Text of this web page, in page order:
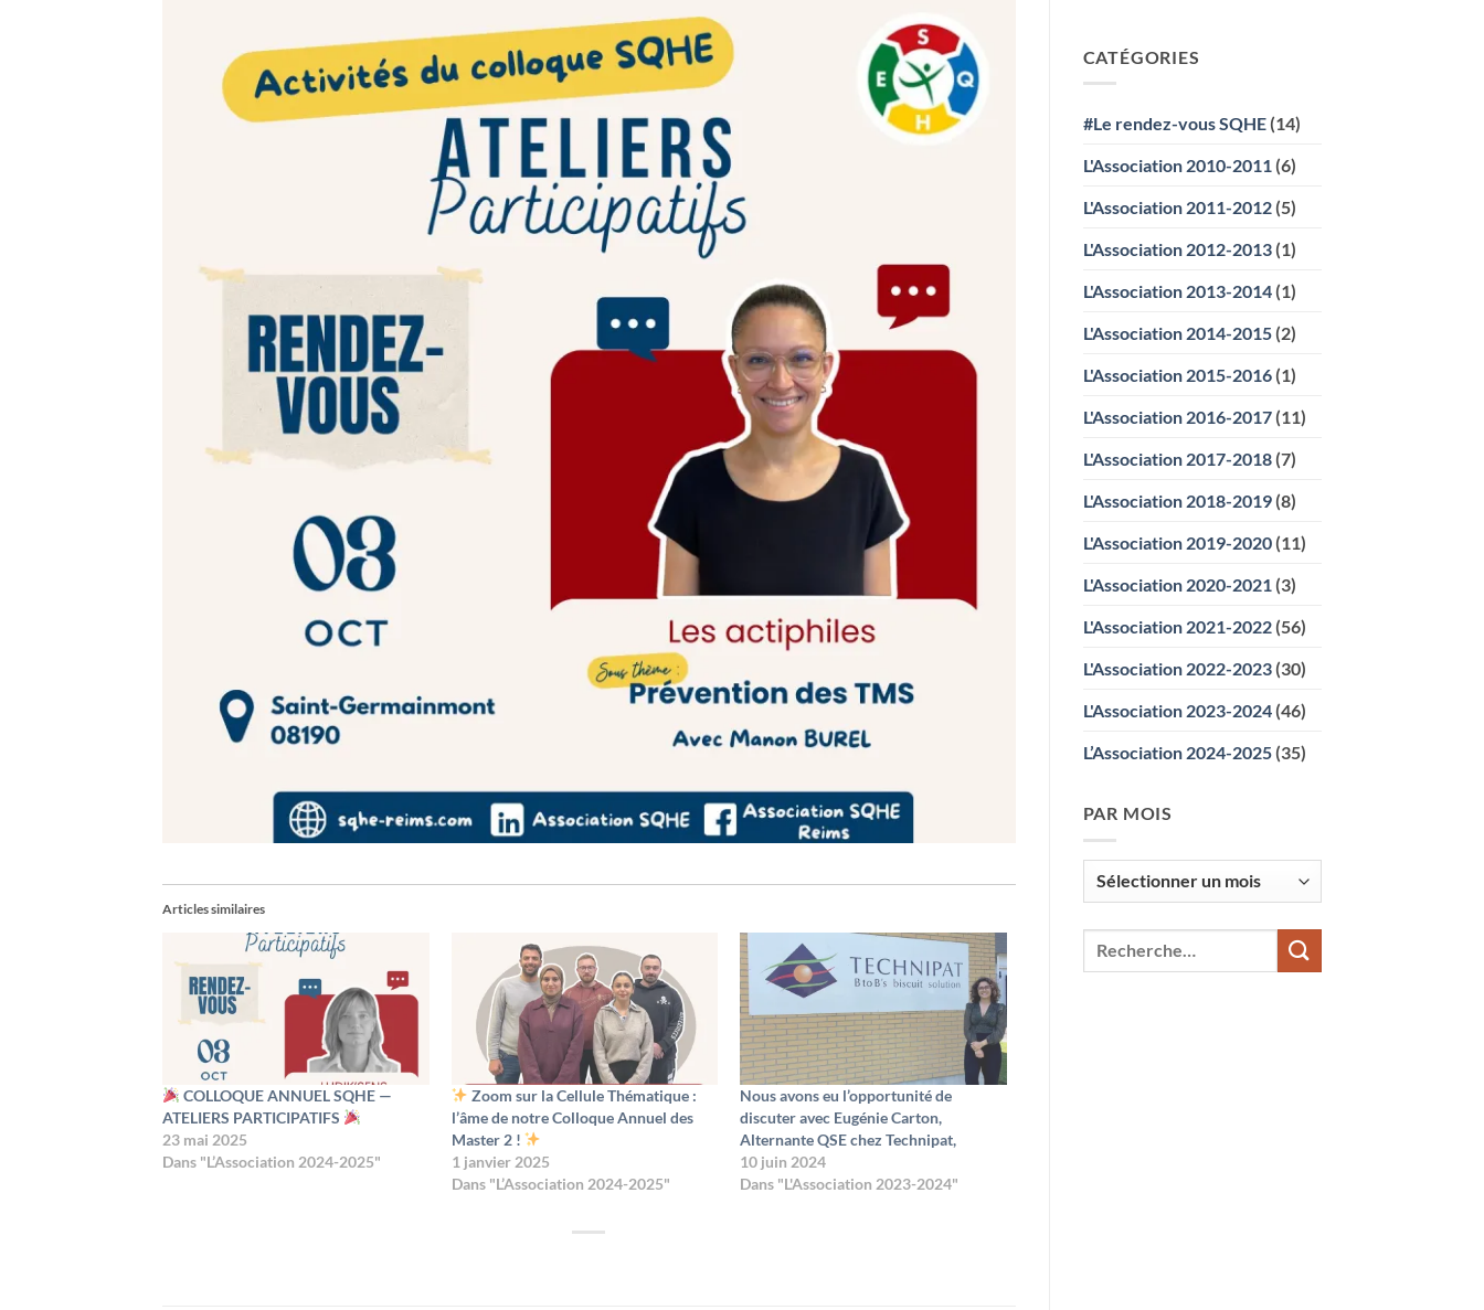
Articles similaires
COLLOQUE ANNUEL SQHE —
ATELIERS PARTICIPATIFS
23 mai 2025
Dans "L’Association 2024-2025"
Zoom sur la Cellule Thématique :
l’âme de notre Colloque Annuel des
Master 2 !
1 janvier 2025
Dans "L’Association 2024-2025"
Nous avons eu l’opportunité de
discuter avec Eugénie Carton,
Alternante QSE chez Technipat,
10 juin 2024
Dans "L'Association 2023-2024"
Fadoua
Asri,
&
sein
ChargeGuru
CATÉGORIES
#Le rendez-vous SQHE(14)
L'Association 2010-2011(6)
L'Association 2011-2012(5)
L'Association 2012-2013(1)
L'Association 2013-2014(1)
L'Association 2014-2015(2)
L'Association 2015-2016(1)
L'Association 2016-2017(11)
L'Association 2017-2018(7)
L'Association 2018-2019(8)
L'Association 2019-2020(11)
L'Association 2020-2021(3)
L'Association 2021-2022(56)
L'Association 2022-2023(30)
L'Association 2023-2024(46)
L’Association 2024-2025(35)
PAR MOIS
Par